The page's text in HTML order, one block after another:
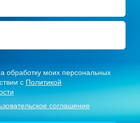
обработку моих персональных
с Политикой
соглашение